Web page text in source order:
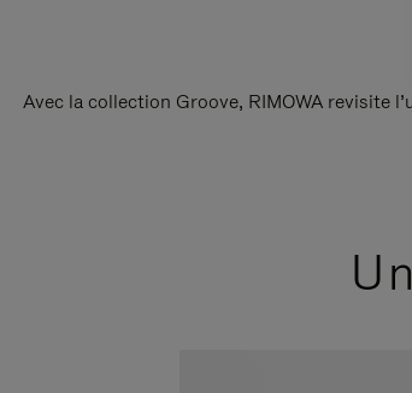
Avec la collection Groove, RIMOWA revisite